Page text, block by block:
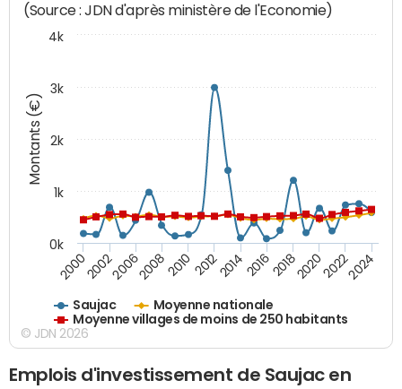
Montants (€)
(Source : JDN d'après ministère de l'Economie)
Saujac
Moyenne nationale
Moyenne villages de moins de 250 habitants
20002002200620082010 2012201420162018202020222024
0k
1k
2k
3k
4k
© JDN 2026
Emplois d'investissement de Saujac en